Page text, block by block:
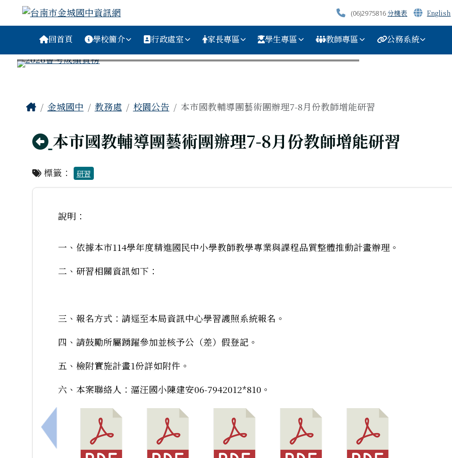
跳至主內容區
台南市金城國中資訊網 (06)2975816分機表 English
導覽列回首頁 學校簡介 行政處室 家長專區 學生專區 教師專區 公務系統
主內容區域
Home金城國中 教務處 校園公告 本市國教輔導團藝術團辦理7-8月份教師增能研習
回上頁
本市國教輔導團藝術團辦理7-8月份教師增能研習
標籤： 研習
上一筆：本市藝術輔導團辦理114學年度第2學期國中藝術領域系列研習
說明：
一、依據本市114學年度精進國民中小學教師教學專業與課程品質整體推動計畫辦理。
二、研習相關資訊如下：
三、報名方式：請逕至本局資訊中心學習護照系統報名。
四、請鼓勵所屬踴躍參加並核予公（差）假登記。
五、檢附實施計畫1份詳如附件。
六、本案聯絡人：漚汪國小陳建安06-7942012*810。
頁尾區域